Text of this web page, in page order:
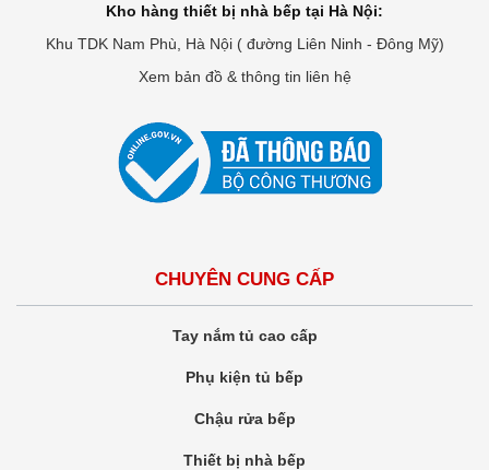
Kho hàng thiết bị nhà bếp tại Hà Nội:
Khu TDK Nam Phù, Hà Nội ( đường Liên Ninh - Đông Mỹ)
Xem bản đồ & thông tin liên hệ
CHUYÊN CUNG CẤP
Tay nắm tủ cao cấp
Phụ kiện tủ bếp
Chậu rửa bếp
Thiết bị nhà bếp